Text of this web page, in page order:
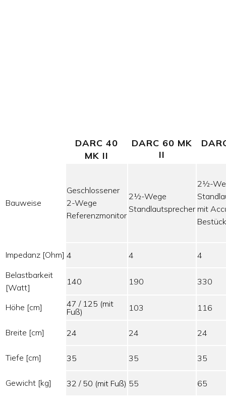
DARC 40
MK II
DARC 60 MK
II
Bauweise
Geschlossener
2-Wege
Referenzmonitor
2½-Wege
Standlautsprecher
2½-
mit
Impedanz [Ohm] 4 4
4
Belastbarkeit
[Watt]
140 190 330
Höhe [cm]
47 / 125 (mit
Fuß)
103 116
Breite [cm] 24 24 24
Tiefe [cm] 35 35 35
Gewicht [kg] 32 / 50 (mit Fuß) 55 65